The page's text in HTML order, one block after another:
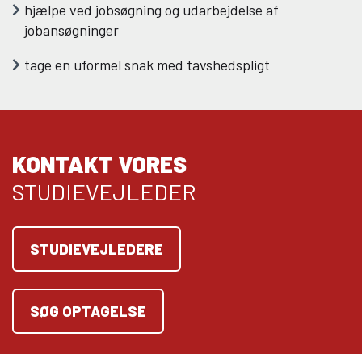
hjælpe ved jobsøgning og udarbejdelse af
jobansøgninger
tage en uformel snak med tavshedspligt
KONTAKT VORES
STUDIEVEJLEDER
STUDIEVEJLEDERE
SØG OPTAGELSE